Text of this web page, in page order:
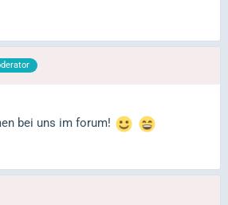
bei uns im forum!